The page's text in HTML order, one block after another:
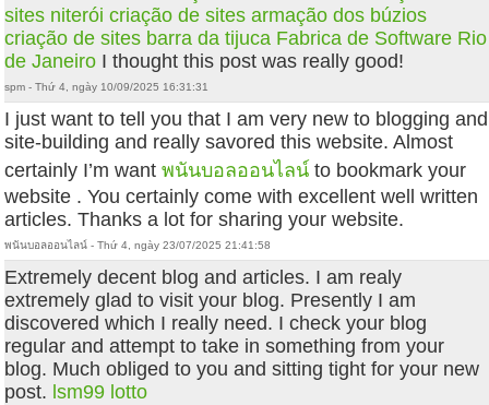
sites niterói criação de sites armação dos búzios
criação de sites barra da tijuca Fabrica de Software Rio
de Janeiro I thought this post was really good!
spm - Thứ 4, ngày 10/09/2025 16:31:31
I just want to tell you that I am very new to blogging and
site-building and really savored this website. Almost
certainly I’m wantพนันบอลออนไลน์ to bookmark your
website . You certainly come with excellent well written
articles. Thanks a lot for sharing your website.
พนันบอลออนไลน์ - Thứ 4, ngày 23/07/2025 21:41:58
Extremely decent blog and articles. I am realy
extremely glad to visit your blog. Presently I am
discovered which I really need. I check your blog
regular and attempt to take in something from your
blog. Much obliged to you and sitting tight for your new
post. lsm99 lotto